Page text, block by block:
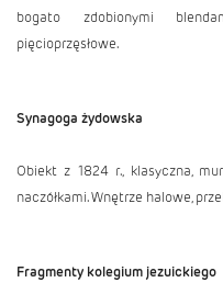
bogato zdobionymi
pięcioprzęsłowe.
Synagoga żydowska
Obiekt z 1824 r., klasyczna,
naczółkami. Wnętrze halowe,
Fragmenty kolegium jezuickiego